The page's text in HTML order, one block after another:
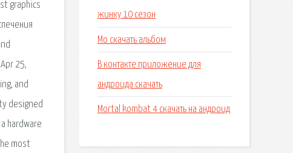
graphics
25,
and
designed
hardware
most
жинку 10 сезон
Mo скачать альбом
В контакте приложение для
андроида скачать
Mortal kombat 4 скачать на андроид